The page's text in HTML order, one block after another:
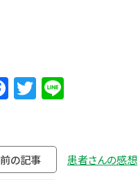
Facebook
Twitter
前の記事 患者さんの感想